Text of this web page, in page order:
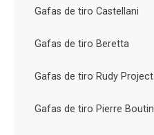
Gafas de tiro Castellani
Gafas de tiro Beretta
Gafas de tiro Rudy Project
Gafas de tiro Pierre Boutin